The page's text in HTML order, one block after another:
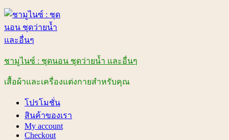
Skip
content
ชามูไนซ์ : ชุดนอน ชุดว่ายน้ำ และอื่นๆ
เสื้อผ้าและเครื่องแต่งกายสำหรับคุณ
โปรโมชั่น
สินค้าของเรา
My account
Checkout